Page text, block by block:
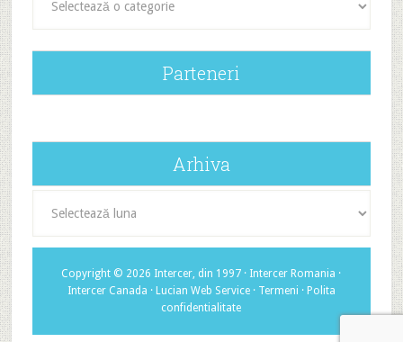
Parteneri
Arhiva
Copyright © 2026 Intercer, din 1997 · Intercer Romania ·
Intercer Canada · Lucian Web Service· Termeni · Polita
confidentialitate